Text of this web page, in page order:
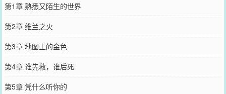
第1章 熟悉又陌生的世界
第2章 维兰之火
第3章 地图上的金色
第4章 谁先救，谁后死
第5章 凭什么听你的